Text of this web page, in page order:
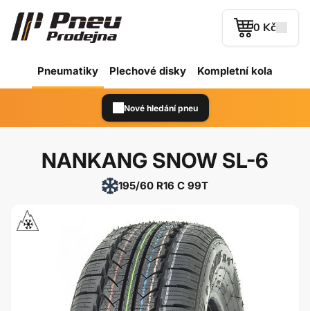
0 Kč
Pneumatiky Plechové disky Kompletní kola
Nové hledání pneu
NANKANG SNOW SL-6
195/60 R16 C 99T